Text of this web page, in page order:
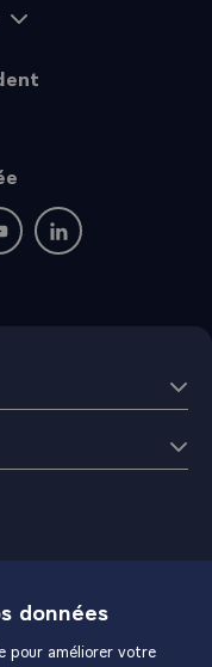
nous sur Twitter
: rejoignez-nous sur
fenêtre : rejoignez-nous
fenêtre :
Nouvelle fenêtre :
données
pour améliorer votre